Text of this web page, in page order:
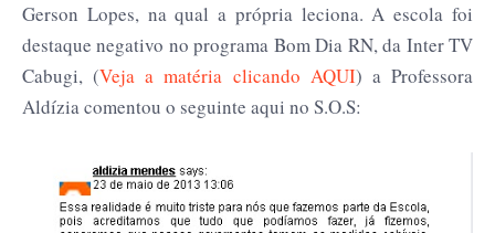
Gerson Lopes, na qual a própria leciona. A escola foi
destaque negativo no programa Bom Dia RN, da Inter TV
Cabugi, (Veja a matéria clicando AQUI) a Professora
Aldízia comentou o seguinte aqui no S.O.S: